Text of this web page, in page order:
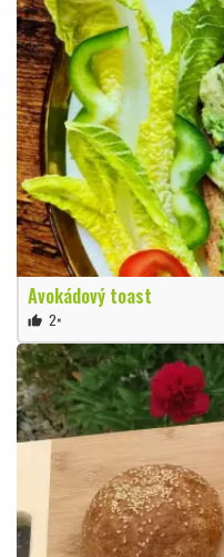
Avokádový toast
thumb_up 2×